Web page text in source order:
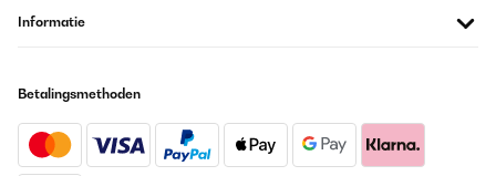
Informatie
Betalingsmethoden